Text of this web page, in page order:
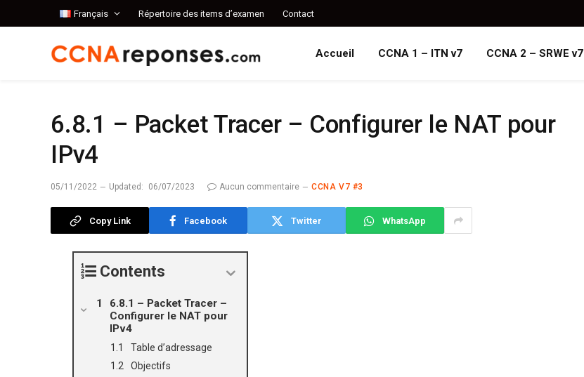
Français Répertoire des items d’examen Contact
Accueil CCNA 1 – ITN v7 CCNA 2 – SRWE v7
6.8.1 – Packet Tracer – Configurer le NAT pour
IPv4
05/11/2022 Updated: 06/07/2023 Aucun commentaire CCNA V7 #3
Copy Link Facebook Twitter WhatsApp
Contents
6.8.1 – Packet Tracer –
Configurer le NAT pour
IPv4
Table d’adressage
Objectifs